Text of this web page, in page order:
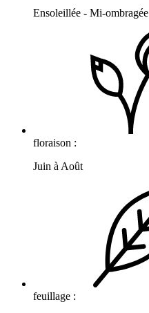
Ensoleillée - Mi-ombragée
floraison :
Juin à Août
feuillage :